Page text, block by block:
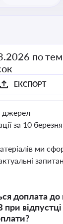
по
ЕКСПОРТ
джерел
за 10 березня
ми
доплата до